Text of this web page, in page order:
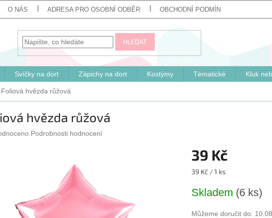
O NÁS ADRESA PRO OSOBNÍ ODBĚR OBCHODNÍ PODMÍNKY
HLEDAT
Svíčky na dort Zápichy na dort Kostýmy Tématické Kluk
Foliová hvězda růžová
hvězda růžová
Podrobnosti hodnocení
39 Kč
Měrná
39 Kč / 1 ks
Skladem (6 ks)
Můžeme doručit do: